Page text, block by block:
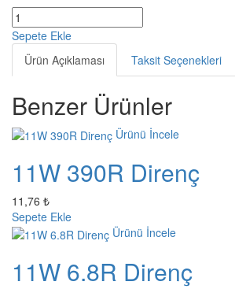
Sepete Ekle
Ürün Açıklaması
Taksit Seçenekleri
Benzer Ürünler
Ürünü İncele
11W 390R Direnç
11,76 ₺
Sepete Ekle
Ürünü İncele
11W 6.8R Direnç